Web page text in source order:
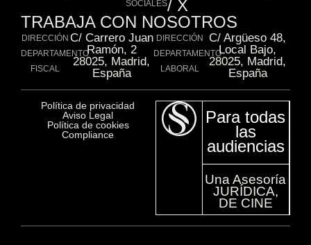
SOCIALES/ X
TRABAJA CON NOSOTROS
DIRECCIÓN
DEPARTAMENTO
FISCAL
C/ Carrero Juan
Ramón, 2
28025, Madrid,
España
DIRECCIÓN
DEPARTAMENTO
LABORAL
C/ Argüeso 48,
Local Bajo,
28025, Madrid,
España
Política de privacidad​
Aviso Legal​
Política de cookies​
Compliance​
Para todas
las
audiencias
Una Asesoría
JURÍDICA,
DE CINE